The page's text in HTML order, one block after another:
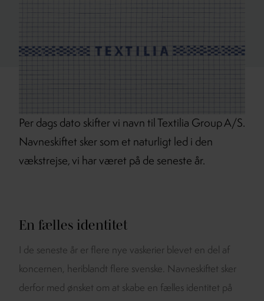
Per dags dato skifter vi navn til Textilia Group A/S.
Navneskiftet sker som et naturligt led i den
vækstrejse, vi har været på de seneste år.
En fælles identitet
I de seneste år er flere nye vaskerier blevet en del af
koncernen, heriblandt flere svenske. Navneskiftet sker
derfor med ønsket om at skabe en fælles identitet på